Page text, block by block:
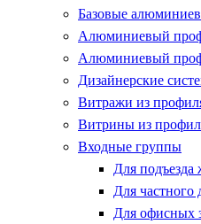
Базовые
Алюминиевый
Алюминиевый
Дизайнерские
Витражи из
Витрины из
Входные группы
Для подъезда
Для частного
Для офисных